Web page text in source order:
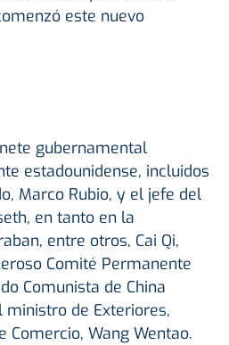
este nuevo
gubernamental
estadounidense, incluidos
Marco Rubio, y el jefe del
en tanto en la
entre otros, Cai Qi,
Comité Permanente
Comunista de China
ministro de Exteriores,
Comercio, Wang Wentao.